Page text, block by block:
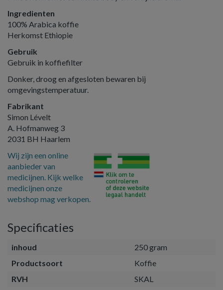
Ingredienten
100% Arabica koffie
Herkomst Ethiopie
Gebruik
Gebruik in koffiefilter
Donker, droog en afgesloten bewaren bij
omgevingstemperatuur.
Fabrikant
Simon Lévelt
A. Hofmanweg 3
2031 BH Haarlem
Wij zijn een online
aanbieder van
medicijnen. Kijk welke
medicijnen onze
webshop mag verkopen.
Specificaties
inhoud
250 gram
Productsoort
Koffie
RVH
SKAL